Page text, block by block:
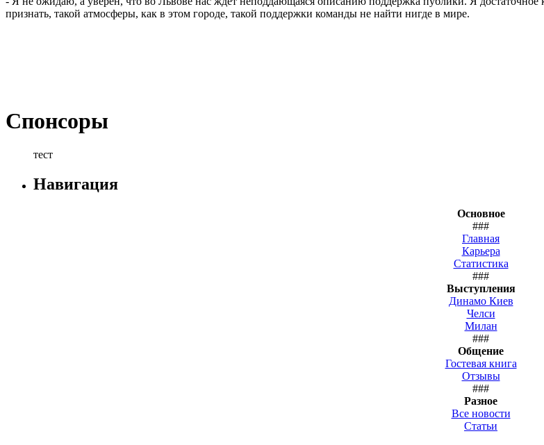
признать, такой атмосферы, как в этом городе, такой поддержки команды не найти нигде в мире.
Спонсоры
тест
Навигация
Основное
###
Главная
Карьера
Статистика
###
Выступления
Динамо Киев
Челси
Милан
###
Общение
Гостевая книга
Отзывы
###
Разное
Все новости
Статьи